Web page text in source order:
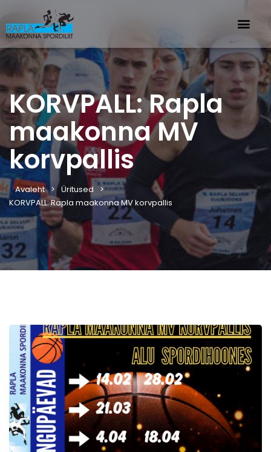
KORVPALL: Rapla
maakonna MV
korvpallis
Avaleht
Üritused
KORVPALL: Rapla maakonna MV korvpallis